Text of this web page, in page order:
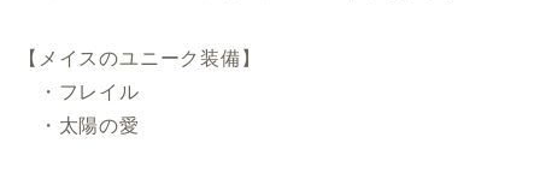
【メイスのユニーク装備】
・フレイル
・太陽の愛